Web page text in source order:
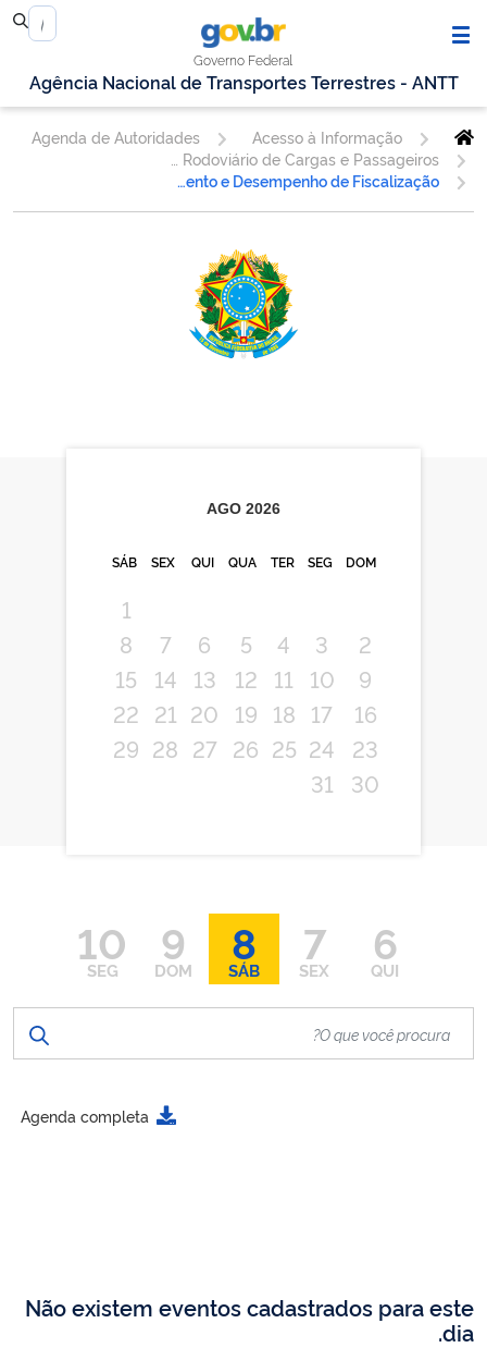
Governo Federal
Agência Nacional de Transportes Terrestres - ANTT
Acesso à Informação
Agenda de Autoridades
Gerência de Planejamento, Desenvolvimento e Desempenho de Fiscalização
AGO 2026
DOM
SEG
TER
QUA
QUI
SEX
SÁB
1
2
3
4
5
6
7
8
9
10
11
12
13
14
15
16
17
18
19
20
21
22
23
24
25
26
27
28
29
30
31
6
QUI
7
SEX
8
SÁB
9
DOM
10
SEG
Agenda completa
Não existem eventos cadastrados para este
dia.